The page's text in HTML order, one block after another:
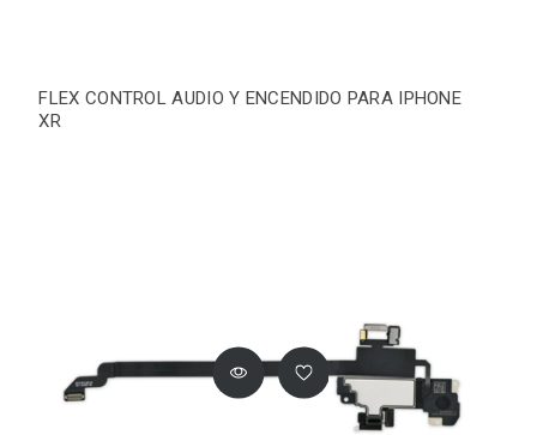
FLEX CONTROL AUDIO Y ENCENDIDO PARA IPHONE
XR